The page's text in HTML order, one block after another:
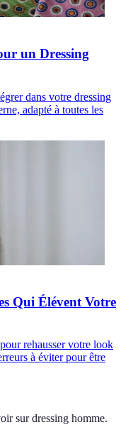
un Dressing
dans votre dressing
adapté à toutes les
Qui Élévent Votre
rehausser votre look
à éviter pour être
sur dressing homme.